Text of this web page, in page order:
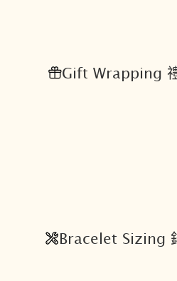
Gift Wrapping
Bracelet Sizing